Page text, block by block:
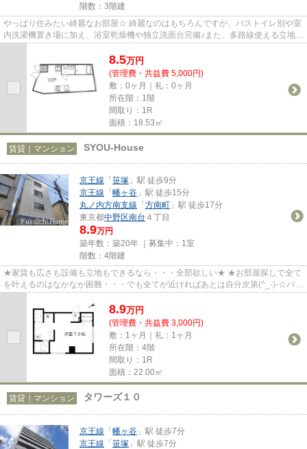
階数：3階建
やっぱり住みたい綺麗なお部屋☆ 綺麗なのはもちろんですが、バストイレ別や室
内洗濯機置き場に加え、浴室乾燥機や独立洗面台完備♪また、多路線使える立地な
ので通勤や休日のお出かけは...
8.5万円
(管理費・共益費 5,000円)
敷：0ヶ月｜礼：0ヶ月
所在階：1階
間取り：1R
面積：18.53㎡
賃貸｜マンション SYOU-House
京王線 「笹塚 」駅 徒歩9分
京王線 「幡ヶ谷 」駅 徒歩15分
丸ノ内方南支線 「方南町 」駅 徒歩17分
東京都中野区南台 ４丁目
8.9万円
築年数：築20年 ｜募集中： 1室
階数：4階建
★家賃も広さも設備も立地もできるなら・・・全部欲しい★ ★お部屋探しで全て
を叶えるのはなかなか困難・・・でも全てが近ければあとは自分次第(^_-)-☆バラ
ンスのとれたお部屋！それがお...
8.9万円
(管理費・共益費 3,000円)
敷：1ヶ月｜礼：1ヶ月
所在階：4階
間取り：1R
面積：22.00㎡
賃貸｜マンション タワーズ１０
京王線 「幡ヶ谷 」駅 徒歩7分
京王線 「笹塚 」駅 徒歩7分